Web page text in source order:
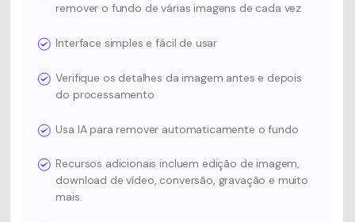
remover o fundo de várias imagens de cada vez
Interface simples e fácil de usar
Verifique os detalhes da imagem antes e depois
do processamento
Usa IA para remover automaticamente o fundo
Recursos adicionais incluem edição de imagem,
download de vídeo, conversão, gravação e muito
mais.